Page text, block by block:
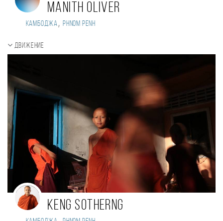
Manith Oliver
Камбоджа, Phnom Penh
Движение
Keng Sotherng